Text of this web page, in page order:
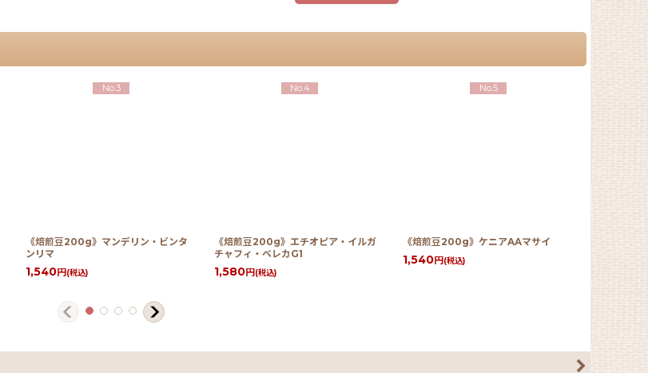
No.3
《焙煎豆200g》マンデリン・ビンタ
ンリマ
1,540円 (税込)
No.4
《焙煎豆200g》エチオピア・イルガ
チャフィ・ベレカG1
1,580円 (税込)
No.5
《焙煎豆200g》ケニアAAマサイ
1,540円 (税込)